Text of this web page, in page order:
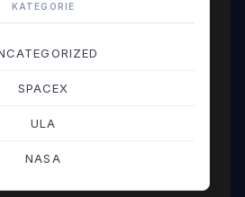
KATEGORIE
SPACEX
ULA
NASA